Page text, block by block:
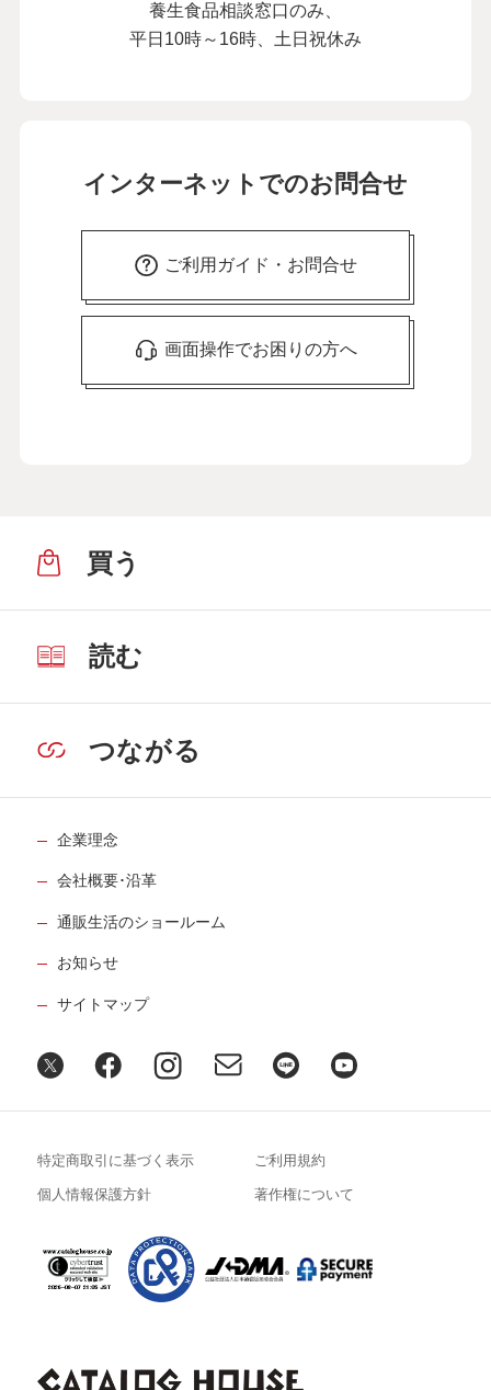
養生食品相談窓口のみ、
平日10時～16時、土日祝休み
インターネットでのお問合せ
ご利用ガイド・お問合せ
画面操作でお困りの方へ
買う
読む
つながる
企業理念
会社概要･沿革
通販生活のショールーム
お知らせ
サイトマップ
特定商取引に基づく表示 ご利用規約
個人情報保護方針 著作権について